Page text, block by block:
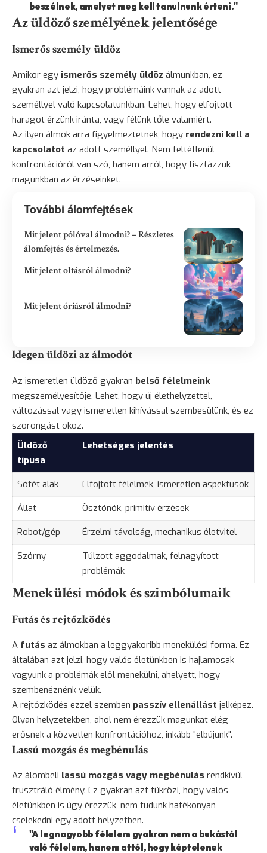
beszélnek, amelyet meg kell tanulnunk érteni."
Az üldöző személyének jelentősége
Ismerős személy üldöz
Amikor egy ismerős személy üldöz álmunkban, ez
gyakran azt jelzi, hogy problémáink vannak az adott
személlyel való kapcsolatunkban. Lehet, hogy elfojtott
haragot érzünk iránta, vagy félünk tőle valamiért.
Az ilyen álmok arra figyelmeztetnek, hogy rendezni kell a
kapcsolatot az adott személlyel. Nem feltétlenül
konfrontációról van szó, hanem arról, hogy tisztázzuk
magunkban az érzéseinket.
További álomfejtések
Mit jelent pólóval álmodni? – Részletes
álomfejtés és értelmezés.
Mit jelent oltásról álmodni?
Mit jelent óriásról álmodni?
Idegen üldözi az álmodót
Az ismeretlen üldöző gyakran belső félelmeink
megszemélyesítője. Lehet, hogy új élethelyzettel,
változással vagy ismeretlen kihívással szembesülünk, és ez
szorongást okoz.
Üldöző
típusa
Lehetséges jelentés
Sötét alak
Elfojtott félelmek, ismeretlen aspektusok
Állat
Ösztönök, primitív érzések
Robot/gép
Érzelmi távolság, mechanikus életvitel
Szörny
Túlzott aggodalmak, felnagyított
problémák
Menekülési módok és szimbólumaik
Futás és rejtőzködés
A futás az álmokban a leggyakoribb menekülési forma. Ez
általában azt jelzi, hogy valós életünkben is hajlamosak
vagyunk a problémák elől menekülni, ahelyett, hogy
szembenéznénk velük.
A rejtőzködés ezzel szemben passzív ellenállást jelképez.
Olyan helyzetekben, ahol nem érezzük magunkat elég
erősnek a közvetlen konfrontációhoz, inkább "elbújunk".
Lassú mozgás és megbénulás
Az álombeli lassú mozgás vagy megbénulás rendkívül
frusztráló élmény. Ez gyakran azt tükrözi, hogy valós
életünkben is úgy érezzük, nem tudunk hatékonyan
cselekedni egy adott helyzetben.
"A legnagyobb félelem gyakran nem a bukástól
való félelem, hanem attól, hogy képtelenek